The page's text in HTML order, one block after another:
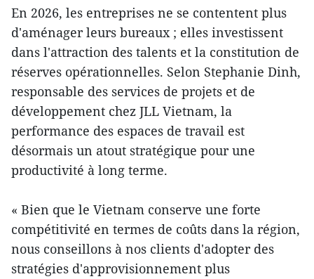
En 2026, les entreprises ne se contentent plus
d'aménager leurs bureaux ; elles investissent
dans l'attraction des talents et la constitution de
réserves opérationnelles. Selon Stephanie Dinh,
responsable des services de projets et de
développement chez JLL Vietnam, la
performance des espaces de travail est
désormais un atout stratégique pour une
productivité à long terme.
« Bien que le Vietnam conserve une forte
compétitivité en termes de coûts dans la région,
nous conseillons à nos clients d'adopter des
stratégies d'approvisionnement plus